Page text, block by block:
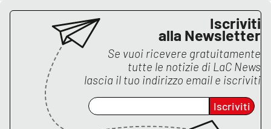
Reggio Calabria
Cosenza
Lamezia Terme
PROGETTI
SPECIALI
Iscriviti
alla Newsletter
Se vuoi ricevere gratuitamente
tutte le notizie di LaC News
lascia il tuo indirizzo email e iscriviti
Iscriviti